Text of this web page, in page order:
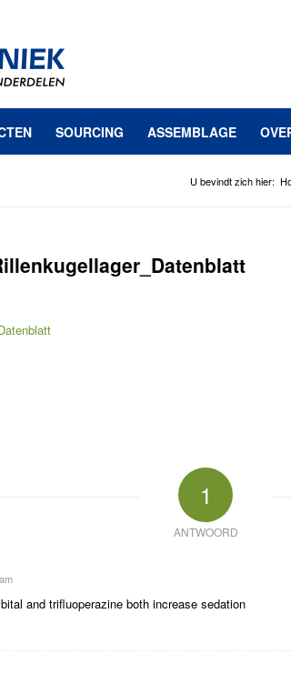
SOURCING ASSEMBLAGE
U bevindt zich hier:
1
ANTWOORD
and trifluoperazine both increase sedation